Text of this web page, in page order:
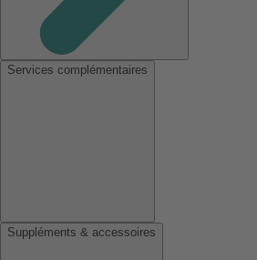
Services complémentaires
Suppléments & accessoires